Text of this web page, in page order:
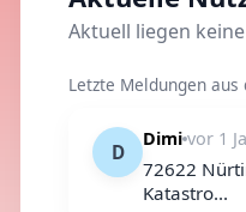
Aktuell liegen
Letzte Meldungen
D
Dimi vor 1
72622
Katastro...